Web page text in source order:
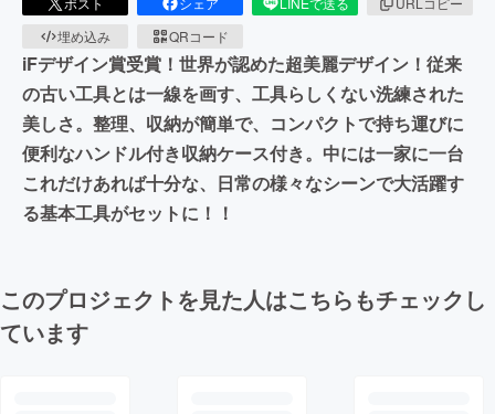
埋め込み
QRコード
iFデザイン賞受賞！世界が認めた超美麗デザイン！従来
の古い工具とは一線を画す、工具らしくない洗練された
美しさ。整理、収納が簡単で、コンパクトで持ち運びに
便利なハンドル付き収納ケース付き。中には一家に一台
これだけあれば十分な、日常の様々なシーンで大活躍す
る基本工具がセットに！！
このプロジェクトを見た人はこちらもチェックし
ています